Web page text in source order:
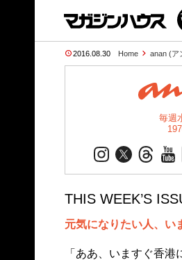
2016.08.30 Home anan (ア
毎週
THIS WEEK’S
元気になりたい人、い
「ああ、いますぐ香